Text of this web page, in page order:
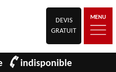
DEVIS
GRATUIT
MENU
indisponible